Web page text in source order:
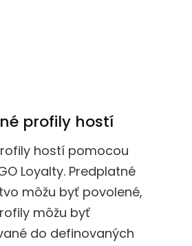
profily hostí
hostí pomocou
Loyalty. Predplatné
môžu byť povolené,
môžu byť
do definovaných